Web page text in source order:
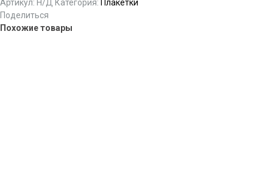
Артикул: Н/Д Категория: Плакетки
Поделиться
Похожие товары